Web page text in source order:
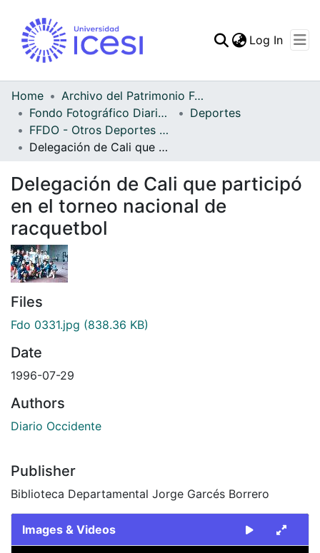
Statistics
Log In
Home
Archivo del Patrimonio Fotográfico y Fílmico del Valle del Cauca
Fondo Fotográfico Diario Occidente
Deportes
FFDO - Otros Deportes - Patrimonial
Delegación de Cali que participó en el torneo nacional de racquetbol
Delegación de Cali que participó
en el torneo nacional de
racquetbol
Files
Fdo 0331.jpg (838.36 KB)
Date
1996-07-29
Authors
Diario Occidente
Publisher
Biblioteca Departamental Jorge Garcés Borrero
Images & Videos